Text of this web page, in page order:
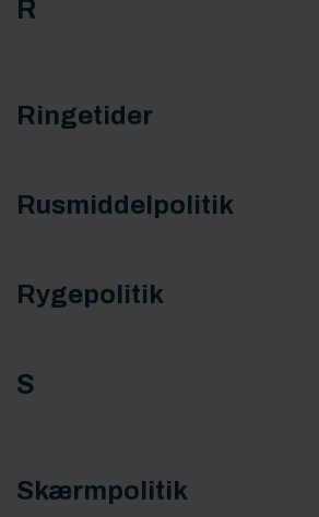
R
Ringetider
Rusmiddelpolitik
Rygepolitik
S
Skærmpolitik